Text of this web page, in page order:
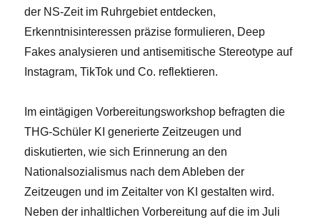
der NS-Zeit im Ruhrgebiet entdecken,
Erkenntnisinteressen präzise formulieren, Deep
Fakes analysieren und antisemitische Stereotype auf
Instagram, TikTok und Co. reflektieren.
Im eintägigen Vorbereitungsworkshop befragten die
THG-Schüler KI generierte Zeitzeugen und
diskutierten, wie sich Erinnerung an den
Nationalsozialismus nach dem Ableben der
Zeitzeugen und im Zeitalter von KI gestalten wird.
Neben der inhaltlichen Vorbereitung auf die im Juli